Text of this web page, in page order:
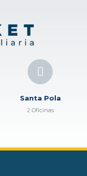
Santa Pola
2 Oficinas